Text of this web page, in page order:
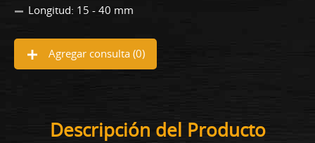
Longitud: 15 - 40 mm
Agregar consulta (0)
Descripción del Producto